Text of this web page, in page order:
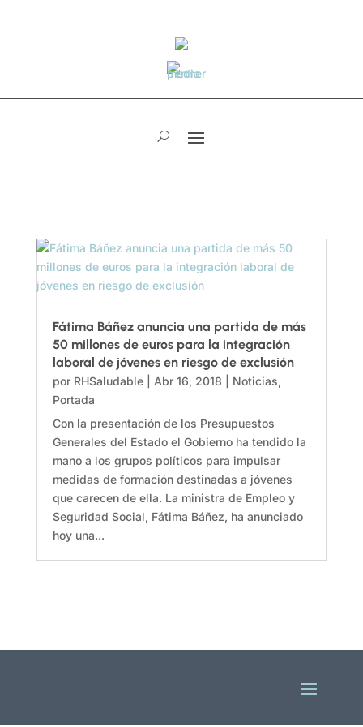
Fátima Báñez anuncia una partida de más
50 millones de euros para la integración
laboral de jóvenes en riesgo de exclusión
por RHSaludable| Abr 16, 2018 Noticias,
Portada
Con la presentación de los Presupuestos
Generales del Estado el Gobierno ha tendido la
mano a los grupos políticos para impulsar
medidas de formación destinadas a jóvenes
que carecen de ella. La ministra de Empleo y
Seguridad Social, Fátima Báñez, ha anunciado
hoy una...